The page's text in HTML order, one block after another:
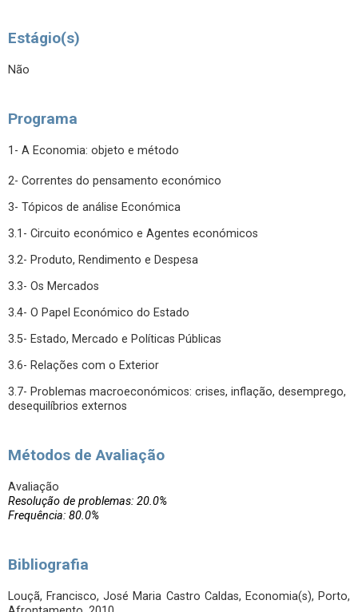
Estágio(s)
Não
Programa
1- A Economia: objeto e método
2- Correntes do pensamento económico
3- Tópicos de análise Económica
3.1- Circuito económico e Agentes económicos
3.2- Produto, Rendimento e Despesa
3.3- Os Mercados
3.4- O Papel Económico do Estado
3.5- Estado, Mercado e Políticas Públicas
3.6- Relações com o Exterior
3.7- Problemas macroeconómicos: crises, inflação, desemprego,
desequilíbrios externos
Métodos de Avaliação
Avaliação
Resolução de problemas: 20.0%
Frequência: 80.0%
Bibliografia
Louçã, Francisco, José Maria Castro Caldas, Economia(s), Porto,